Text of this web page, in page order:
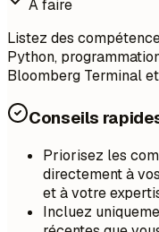
À faire
Listez des
Python,
Bloomberg Terminal
Conseils
Priorisez les
directement à
et à votre
Incluez